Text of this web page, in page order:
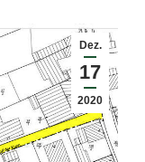
Dez.
17
2020